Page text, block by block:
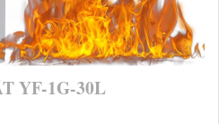
YF-1G-30L